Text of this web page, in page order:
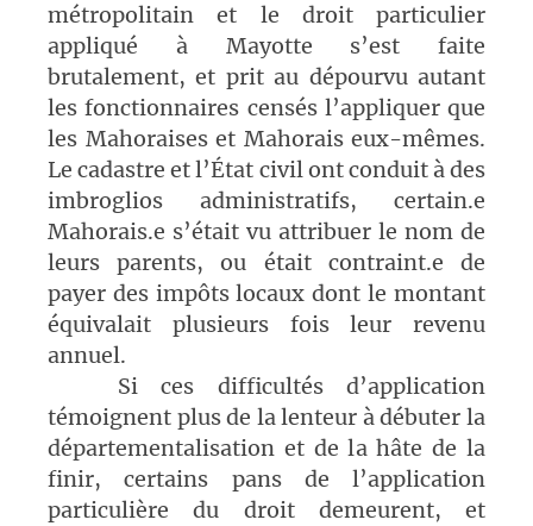
métropolitain et le droit particulier
appliqué à Mayotte s’est faite
brutalement, et prit au dépourvu autant
les fonctionnaires censés l’appliquer que
les Mahoraises et Mahorais eux-mêmes.
Le cadastre et l’État civil ont conduit à des
imbroglios administratifs, certain.e
Mahorais.e s’était vu attribuer le nom de
leurs parents, ou était contraint.e de
payer des impôts locaux dont le montant
équivalait plusieurs fois leur revenu
annuel.
Si ces difficultés d’application
témoignent plus de la lenteur à débuter la
départementalisation et de la hâte de la
finir, certains pans de l’application
particulière du droit demeurent, et